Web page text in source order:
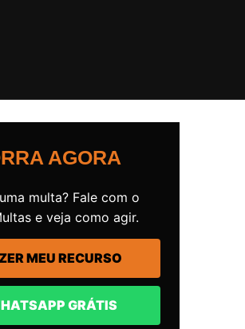
AGORA
multa? Fale com o
e veja como agir.
MEU RECURSO
GRÁTIS